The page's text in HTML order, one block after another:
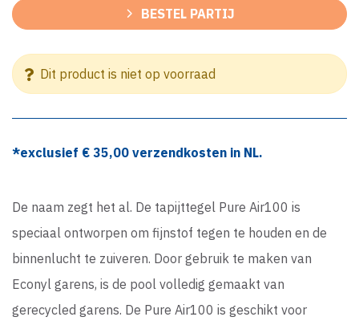
BESTEL PARTIJ
Dit product is niet op voorraad
*exclusief € 35,00 verzendkosten in NL.
De naam zegt het al. De tapijttegel Pure Air100 is
speciaal ontworpen om fijnstof tegen te houden en de
binnenlucht te zuiveren. Door gebruik te maken van
Econyl garens, is de pool volledig gemaakt van
gerecycled garens. De Pure Air100 is geschikt voor